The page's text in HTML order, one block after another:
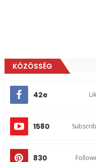
KÖZÖSSÉG
42e
1580
830